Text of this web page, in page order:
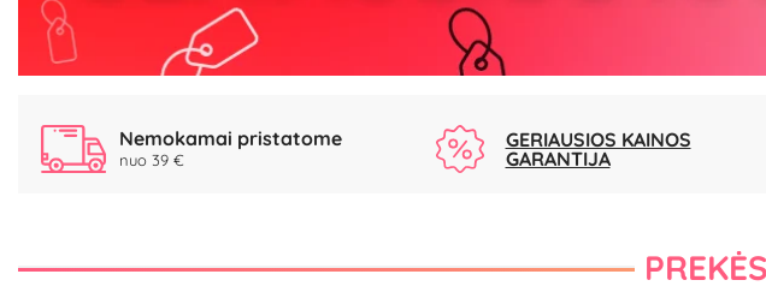
Nemokamai pristatome
nuo 39 €
GERIAUSIOS KAINOS
GARANTIJA